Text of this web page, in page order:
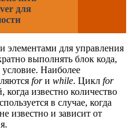
для
элементами для управления
выполнять блок кода,
Наиболее
forи while. Цикл for
известно количество
в случае, когда
известно и зависит от